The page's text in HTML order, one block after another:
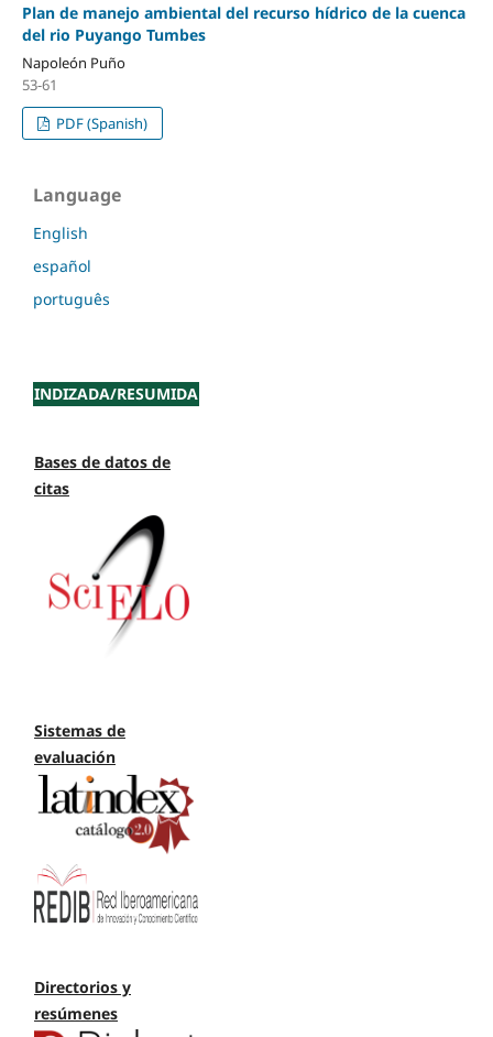
Plan de manejo ambiental del recurso hídrico de la cuenca
del rio Puyango Tumbes
Napoleón Puño
53-61
PDF (Spanish)
Language
English
español
português
INDIZADA/RESUMIDA
Bases de datos de
citas
Sistemas de
evaluación
Directorios y
resúmenes